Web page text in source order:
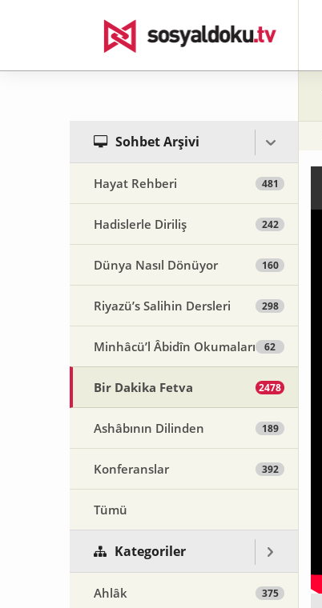
Sohbet Arşivi
Hayat Rehberi 481
Hadislerle Diriliş 242
Dünya Nasıl Dönüyor 160
Riyazü’s Salihin Dersleri 298
Minhâcü’l Âbidîn Okumaları 62
Bir Dakika Fetva 2478
Ashâbının Dilinden 189
Konferanslar 392
Tümü
Kategoriler
Ahlâk 375